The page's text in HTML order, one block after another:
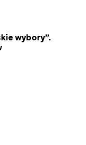
wybory”.